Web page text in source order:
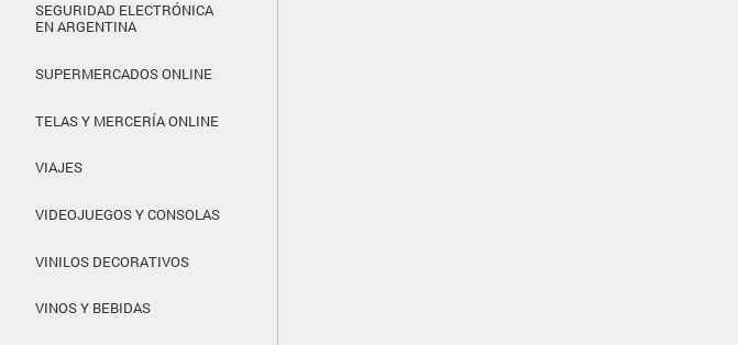
SEGURIDAD ELECTRÓNICA
EN ARGENTINA
SUPERMERCADOS ONLINE
TELAS Y MERCERÍA ONLINE
VIAJES
VIDEOJUEGOS Y CONSOLAS
VINILOS DECORATIVOS
VINOS Y BEBIDAS